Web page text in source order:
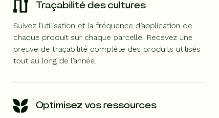
Traçabilité des cultures
Suivez l’utilisation et la fréquence d’application de
chaque produit sur chaque parcelle. Recevez une
preuve de traçabilité complète des produits utilisés
tout au long de l’année.
Optimisez vos ressources